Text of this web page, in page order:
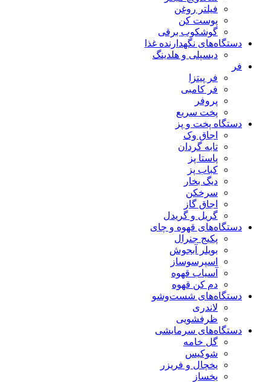
فیلتر روغن
پوست کن
گوشکوب برقی
دستگاه‌های نگهدارنده غذا
دیسپلی و هلدینگ
فر
فر پیتزا
فر کامبی
پروفر
پخت سریع
دستگاه‌ پخت و پز
اجاق وک
تابه گردان
پاستا پز
کباب پز
دیگ بخار
سرخکن
اجاق گاز
گریل و گریدل
دستگاه‌های قهوه و چای
پکیج جنرال
بویلر آبجوش
اسپرسوساز
آسیاب قهوه
دم کن قهوه
دستگاه‌های شست‌و‌شو
لاندری
ظرفشویی
دستگاه‌های سرمایشی
گل خامه
شوکیس
یخچال و فریزر
یخساز